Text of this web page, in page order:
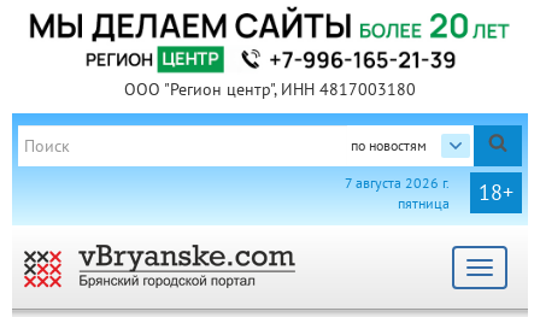
ООО "Регион центр", ИНН 4817003180
по новостям
18+
7 августа 2026 г.
пятница
Toggle